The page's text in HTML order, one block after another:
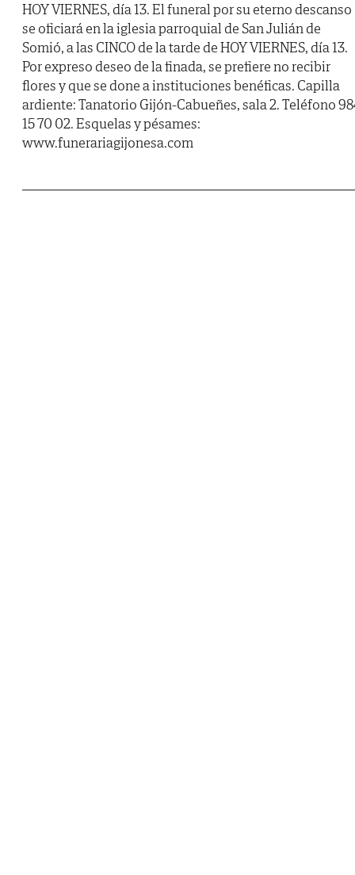
HOY VIERNES, día 13. El funeral por su eterno descanso
se oficiará en la iglesia parroquial de San Julián de
Somió, a las CINCO de la tarde de HOY VIERNES, día 13.
Por expreso deseo de la finada, se prefiere no recibir
flores y que se done a instituciones benéficas. Capilla
ardiente: Tanatorio Gijón-Cabueñes, sala 2. Teléfono
15 70 02. Esquelas y pésames:
www.funerariagijonesa.com